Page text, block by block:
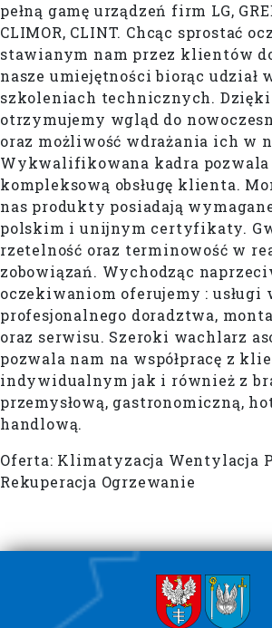
pełną gamę urządzeń firm LG,
CLIMOR, CLINT. Chcąc sprostać
stawianym nam przez klientów
nasze umiejętności biorąc udział
szkoleniach technicznych.
otrzymujemy wgląd do
oraz możliwość wdrażania ich w
Wykwalifikowana kadra pozwala
kompleksową obsługę klienta.
nas produkty posiadają
polskim i unijnym certyfikaty.
rzetelność oraz terminowość w
zobowiązań. Wychodząc
oczekiwaniom oferujemy : usługi
profesjonalnego doradztwa,
oraz serwisu. Szeroki wachlarz
pozwala nam na współpracę z
indywidualnym jak i również z
przemysłową, gastronomiczną,
handlową.
Oferta: Klimatyzacja Wentylacja
Rekuperacja Ogrzewanie